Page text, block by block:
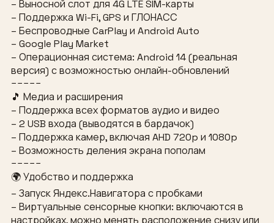
– Выносной слот для 4G LTE SIM-карты
– Поддержка Wi-Fi, GPS и ГЛОНАСС
– Беспроводные CarPlay и Android Auto
– Google Play Market
– Операционная система: Android 14 (реальная
версия) с возможностью онлайн-обновлений
−−−−−
🎵 Медиа и расширения
– Поддержка всех форматов аудио и видео
– 2 USB входа (выводятся в бардачок)
– Поддержка камер, включая AHD 720p и 1080p
– Возможность деления экрана пополам
−−−−−
🌍 Удобство и поддержка
– Запуск Яндекс.Навигатора с пробками
– Виртуальные сенсорные кнопки: включаются в
настройках, можно менять расположение снизу или